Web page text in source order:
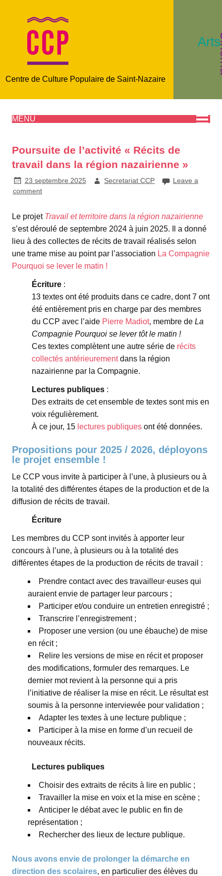
Centre de Culture Populaire de Saint-Nazaire
MENU
Poursuite de l’activité « Récits de
travail dans la région nazairienne »
23 septembre 2025 Secretariat CCP
Leave a
comment
Le projet Travail et territoire dans la région nazairienne
s’est déroulé de septembre 2024 à juin 2025. Il a donné
lieu à des collectes de récits de travail réalisés selon
une trame mise au point par l’association La Compagnie
Pourquoi se lever le matin !
Écriture :
13 textes ont été produits dans ce cadre, dont 7 ont
été entièrement pris en charge par des membres
du CCP avec l’aide Pierre Madiot, membre de La
Compagnie Pourquoi se lever tôt le matin !
Ces textes complètent une autre série de récits
collectés antérieurementdans la région
nazairienne par la Compagnie.
Lectures publiques :
Des extraits de cet ensemble de textes sont mis en
voix régulièrement.
À ce jour, 15 lectures publiques ont été données.
Propositions pour 2025 / 2026, déployons
le projet ensemble !
Le CCP vous invite à participer à l’une, à plusieurs ou à
la totalité des différentes étapes de la production et de la
diffusion de récits de travail.
Écriture
Les membres du CCP sont invités à apporter leur
concours à l’une, à plusieurs ou à la totalité des
différentes étapes de la production de récits de travail :
Prendre contact avec des travailleur·euses qui
auraient envie de partager leur parcours ;
Participer et/ou conduire un entretien enregistré ;
Transcrire l’enregistrement ;
Proposer une version (ou une ébauche) de mise
en récit ;
Relire les versions de mise en récit et proposer
des modifications, formuler des remarques. Le
dernier mot revient à la personne qui a pris
l’initiative de réaliser la mise en récit. Le résultat est
soumis à la personne interviewée pour validation ;
Adapter les textes à une lecture publique ;
Participer à la mise en forme d’un recueil de
nouveaux récits.
Lectures publiques
Choisir des extraits de récits à lire en public ;
Travailler la mise en voix et la mise en scène ;
Anticiper le débat avec le public en fin de
représentation ;
Rechercher des lieux de lecture publique.
Nous avons envie de prolonger la démarche en
direction des scolaires, en particulier des élèves du